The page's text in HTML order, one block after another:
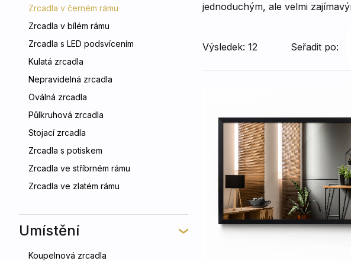
Zrcadla v černém rámu
Zrcadla v bílém rámu
Zrcadla s LED podsvícením
Kulatá zrcadla
Nepravidelná zrcadla
Oválná zrcadla
Půlkruhová zrcadla
Stojací zrcadla
Zrcadla s potiskem
Zrcadla ve stříbrném rámu
Zrcadla ve zlatém rámu
Umístění
Koupelnová zrcadla
jednoduchým, ale velmi
Výsledek: 12 Seřadit po: